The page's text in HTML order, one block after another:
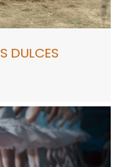
DULCES